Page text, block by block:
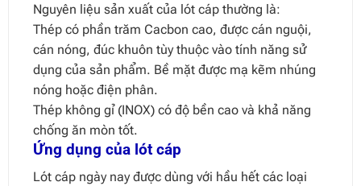
Nguyên liệu sản xuất của lót cáp thường là:
Thép có phần trăm Cacbon cao, được cán nguội,
cán nóng, đúc khuôn tùy thuộc vào tính năng sử
dụng của sản phẩm. Bề mặt được mạ kẽm nhúng
nóng hoặc điện phân.
Thép không gỉ (INOX) có độ bền cao và khả năng
chống ăn mòn tốt.
Ứng dụng của lót cáp
Lót cáp ngày nay được dùng với hầu hết các loại